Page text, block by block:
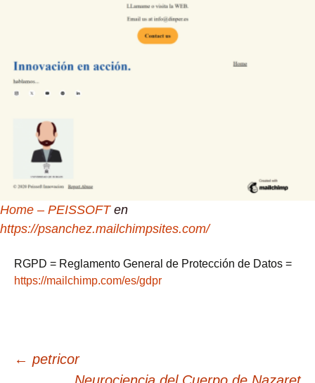
Home – PEISSOFTen
https://psanchez.mailchimpsites.com/
RGPD = Reglamento General de Protección de Datos =
https://mailchimp.com/es/gdpr
Navegación
← petricor